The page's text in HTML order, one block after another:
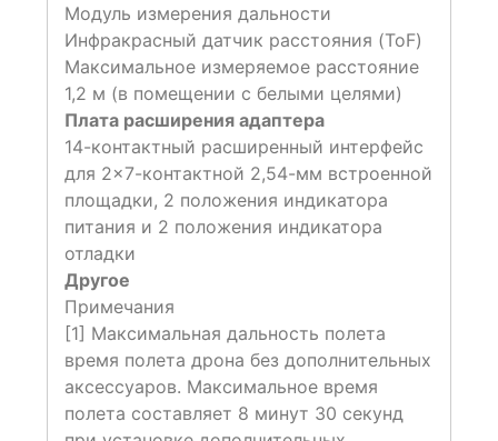
Модуль измерения дальности
Инфракрасный датчик расстояния (ToF)
Максимальное измеряемое расстояние
1,2 м (в помещении с белыми целями)
Плата расширения адаптера
14-контактный расширенный интерфейс
для 2×7-контактной 2,54-мм встроенной
площадки, 2 положения индикатора
питания и 2 положения индикатора
отладки
Другое
Примечания
[1] Максимальная дальность полета
время полета дрона без дополнительных
аксессуаров. Максимальное время
полета составляет 8 минут 30 секунд